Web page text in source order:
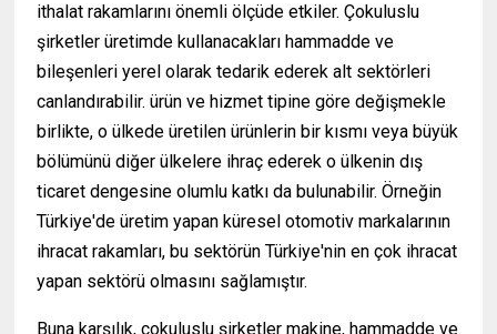
ithalat rakamlarını önemli ölçüde etkiler. Çokuluslu
şirketler üretimde kullanacakları hammadde ve
bileşenleri yerel olarak tedarik ederek alt sektörleri
canlandırabilir. ürün ve hizmet tipine göre değişmekle
birlikte, o ülkede üretilen ürünlerin bir kısmı veya büyük
bölümünü diğer ülkelere ihraç ederek o ülkenin dış
ticaret dengesine olumlu katkı da bulunabilir. Örneğin
Türkiye'de üretim yapan küresel otomotiv markalarının
ihracat rakamları, bu sektörün Türkiye'nin en çok ihracat
yapan sektörü olmasını sağlamıştır.
Buna karşılık, çokuluslu şirketler makine, hammadde ve